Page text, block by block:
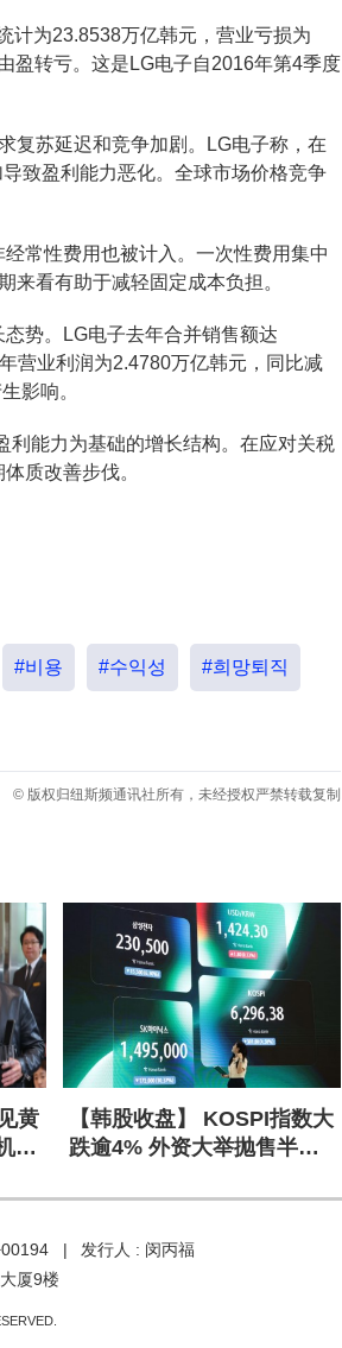
计为23.8538万亿韩元，营业亏损为
盈转亏。这是LG电子自2016年第4季度
复苏延迟和竞争加剧。LG电子称，在
致盈利能力恶化。全球市场价格竞争
常性费用也被计入。一次性费用集中
来看有助于减轻固定成本负担。
势。LG电子去年合并销售额达
营业利润为2.4780万亿韩元，同比减
影响。
利能力为基础的增长结构。在应对关税
质改善步伐。
#비용 #수익성 #희망퇴직
© 版权归纽斯频通讯社所有，未经授权严禁转载复制
黄
器
【韩股收盘】 KOSPI指数大
跌逾4% 外资大举抛售半导
|
发行人 : 闵丙福
厦9楼